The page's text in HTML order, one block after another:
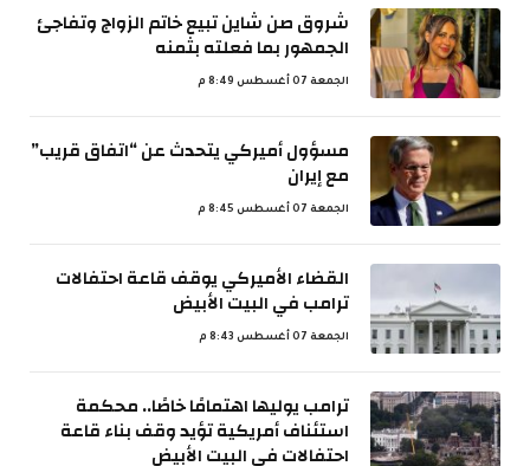
شروق صن شاين تبيع خاتم الزواج وتفاجئ
الجمهور بما فعلته بثمنه
الجمعة 07 أغسطس 8:49 م
مسؤول أميركي يتحدث عن “اتفاق قريب”
مع إيران
الجمعة 07 أغسطس 8:45 م
القضاء الأميركي يوقف قاعة احتفالات
ترامب في البيت الأبيض
الجمعة 07 أغسطس 8:43 م
ترامب يوليها اهتمامًا خاصًا.. محكمة
استئناف أمريكية تؤيد وقف بناء قاعة
احتفالات في البيت الأبيض